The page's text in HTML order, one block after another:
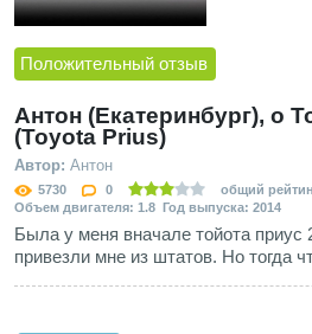
Положительный отзыв
Антон (Екатеринбург), о
(Toyota Prius)
Автор: Антон
5730 0
общий
Объем двигателя: 1.8 Год выпуска: 2014
Была у меня вначале тойота приус
привезли мне из штатов. Но тогда